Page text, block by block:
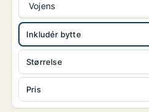
Vojens
Størrelse
Pris
Inkludér bytte